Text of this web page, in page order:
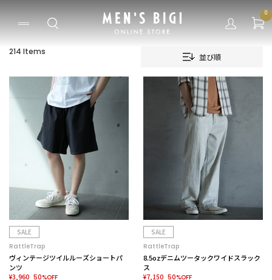
0
214 Items 並び順
SALE
RattleTrap
ヴィンテージツイルルーズショートパ
ンツ
¥3,960 50%OFF
SALE
RattleTrap
8.5ozデニムツータックワイドスラック
ス
¥7,150 50%OFF